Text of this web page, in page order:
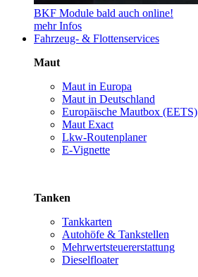
BKF Module bald auch online!
mehr Infos
Fahrzeug- & Flottenservices
Maut
Maut in Europa
Maut in Deutschland
Europäische Mautbox (EETS)
Maut Exact
Lkw-Routenplaner
E-Vignette
Tanken
Tankkarten
Autohöfe & Tankstellen
Mehrwertsteuererstattung
Dieselfloater